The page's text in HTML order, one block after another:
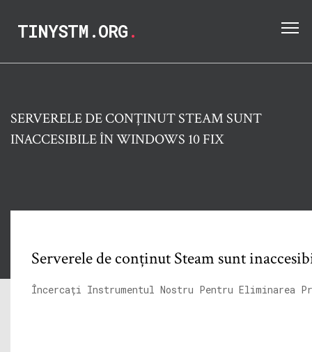
TINYSTM.ORG.
SERVERELE DE CONȚINUT STEAM SUNT
INACCESIBILE ÎN WINDOWS 10 FIX
Serverele de conținut Steam sunt
Încercați Instrumentul Nostru Pentru Eliminarea